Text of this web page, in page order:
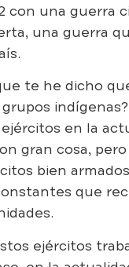
con una guerra
una guerra
te he dicho
en la
gran cosa,
bien
que
ejércitos